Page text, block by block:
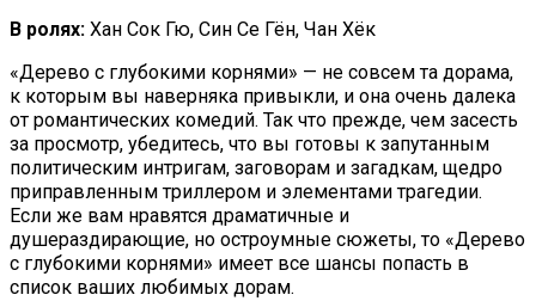
В ролях: Хан Сок Гю, Син Се Гён, Чан Хёк
«Дерево с глубокими корнями» — не совсем та дорама,
к которым вы наверняка привыкли, и она очень далека
от романтических комедий. Так что прежде, чем засесть
за просмотр, убедитесь, что вы готовы к запутанным
политическим интригам, заговорам и загадкам, щедро
приправленным триллером и элементами трагедии.
Если же вам нравятся драматичные и
душераздирающие, но остроумные сюжеты, то «Дерево
с глубокими корнями» имеет все шансы попасть в
список ваших любимых дорам.